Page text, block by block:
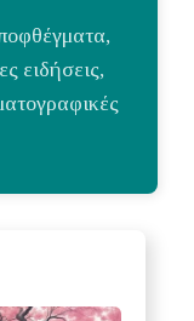
ειδήσεις,